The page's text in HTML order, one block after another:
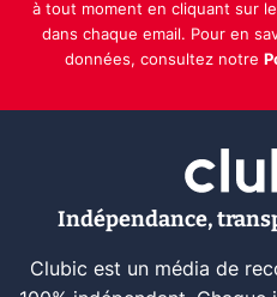
à tout moment en cliquant sur
dans chaque email. Pour en
données, consultez notre
Indépendance,
Clubic est un média de